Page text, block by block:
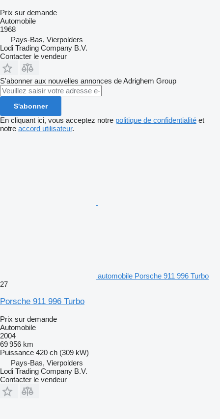
Prix sur demande
Automobile
1968
Pays-Bas, Vierpolders
Lodi Trading Company B.V.
Contacter le vendeur
S'abonner aux nouvelles annonces de Adrighem Group
S'abonner
En cliquant ici, vous acceptez notre politique de confidentialité et
notre accord utilisateur.
automobile Porsche 911 996 Turbo
27
Porsche 911 996 Turbo
Prix sur demande
Automobile
2004
69 956 km
Puissance 420 ch (309 kW)
Pays-Bas, Vierpolders
Lodi Trading Company B.V.
Contacter le vendeur